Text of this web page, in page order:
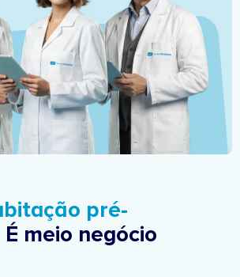
pré-
É meio negócio